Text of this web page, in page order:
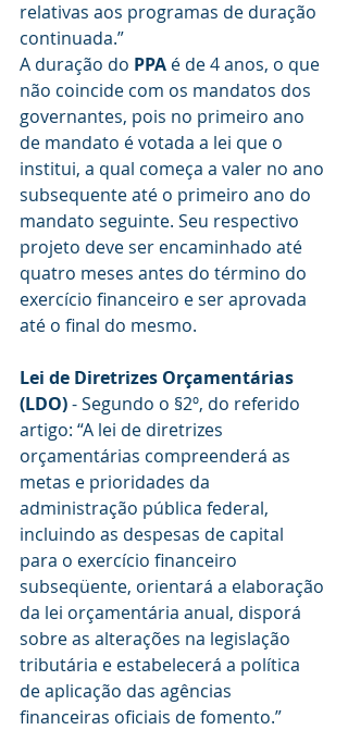
relativas aos programas de duração
continuada.”
A duração do PPA é de 4 anos, o que
não coincide com os mandatos dos
governantes, pois no primeiro ano
de mandato é votada a lei que o
institui, a qual começa a valer no ano
subsequente até o primeiro ano do
mandato seguinte. Seu respectivo
projeto deve ser encaminhado até
quatro meses antes do término do
exercício financeiro e ser aprovada
até o final do mesmo.
Lei de Diretrizes Orçamentárias
(LDO) - Segundo o §2º, do referido
artigo: “A lei de diretrizes
orçamentárias compreenderá as
metas e prioridades da
administração pública federal,
incluindo as despesas de capital
para o exercício financeiro
subseqüente, orientará a elaboração
da lei orçamentária anual, disporá
sobre as alterações na legislação
tributária e estabelecerá a política
de aplicação das agências
financeiras oficiais de fomento.”